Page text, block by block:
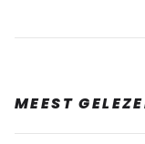
MEEST